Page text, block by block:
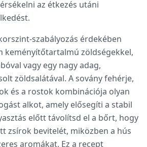
az étkezés utáni
szabályozás érdekében
keményítőtartalmú zöldségekkel,
vagy egy nagy adag,
zöldsalátával. A sovány fehérje,
és a rostok kombinációja olyan
alkot, amely elősegíti a stabil
előtt távolítsd el a bőrt, hogy
zsírok bevitelét, miközben a hús
aromákat. Ez a recept